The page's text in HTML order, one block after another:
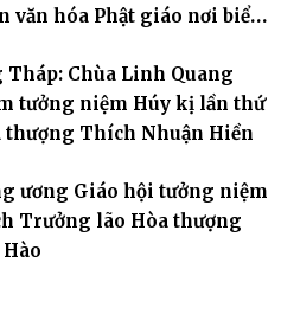
văn hóa Phật giáo nơi biển
Chùa Linh Quang
tưởng niệm Húy kị lần thứ
thượng Thích Nhuận Hiền
ương Giáo hội tưởng niệm
Trưởng lão Hòa thượng